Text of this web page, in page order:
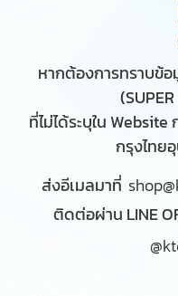
หากต้องการทราบข้อ
ที่ไม่ได้ระบุใน
กรุงไทย
ส่งอีเมลมาที่
ติดต่อผ่าน LINE